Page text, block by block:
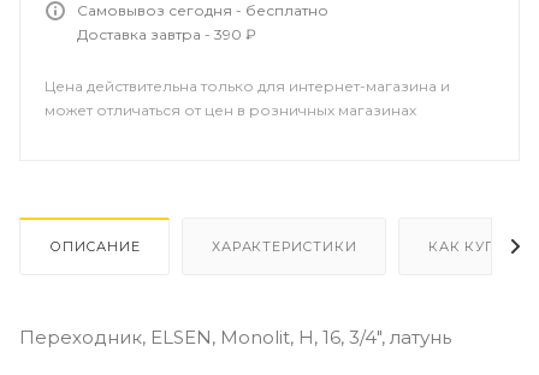
Самовывоз сегодня - бесплатно
Доставка завтра - 390 ₽
Цена действительна только для интернет-магазина и
может отличаться от цен в розничных магазинах
ОПИСАНИЕ ХАРАКТЕРИСТИКИ КАК КУПИТЬ
Переходник, ELSEN, Monolit, Н, 16, 3/4", латунь